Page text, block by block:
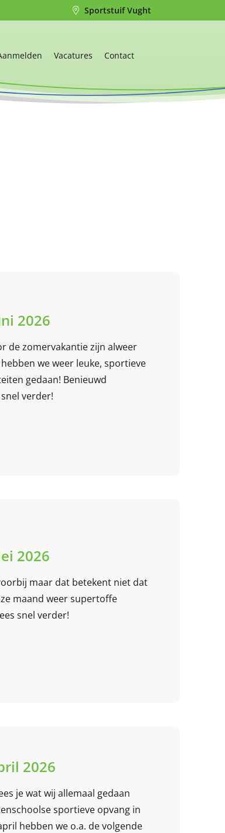
Sportstuif Vught
Vacatures Contact
2026
de zomervakantie zijn alweer
we weer leuke, sportieve
gedaan! Benieuwd
verder!
2026
maar dat betekent niet dat
maand weer supertoffe
snel verder!
2026
je wat wij allemaal gedaan
sportieve opvang in
hebben we o.a. de volgende